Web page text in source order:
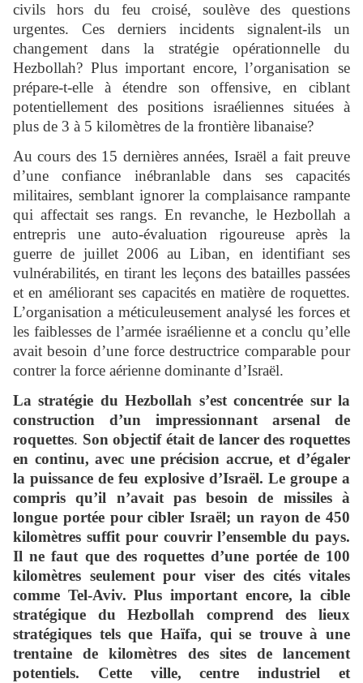
civils hors du feu croisé, soulève des questions
urgentes. Ces derniers incidents signalent-ils un
changement dans la stratégie opérationnelle du
Hezbollah? Plus important encore, l’organisation se
prépare-t-elle à étendre son offensive, en ciblant
potentiellement des positions israéliennes situées à
plus de 3 à 5 kilomètres de la frontière libanaise?
Au cours des 15 dernières années, Israël a fait preuve
d’une confiance inébranlable dans ses capacités
militaires, semblant ignorer la complaisance rampante
qui affectait ses rangs. En revanche, le Hezbollah a
entrepris une auto-évaluation rigoureuse après la
guerre de juillet 2006 au Liban, en identifiant ses
vulnérabilités, en tirant les leçons des batailles passées
et en améliorant ses capacités en matière de roquettes.
L’organisation a méticuleusement analysé les forces et
les faiblesses de l’armée israélienne et a conclu qu’elle
avait besoin d’une force destructrice comparable pour
contrer la force aérienne dominante d’Israël.
La stratégie du Hezbollah s’est concentrée sur la
construction d’un impressionnant arsenal de
roquettes. Son objectif était de lancer des roquettes
en continu, avec une précision accrue, et d’égaler
la puissance de feu explosive d’Israël. Le groupe a
compris qu’il n’avait pas besoin de missiles à
longue portée pour cibler Israël; un rayon de 450
kilomètres suffit pour couvrir l’ensemble du pays.
Il ne faut que des roquettes d’une portée de 100
kilomètres seulement pour viser des cités vitales
comme Tel-Aviv. Plus important encore, la cible
stratégique du Hezbollah comprend des lieux
stratégiques tels que Haïfa, qui se trouve à une
trentaine de kilomètres des sites de lancement
potentiels. Cette ville, centre industriel et